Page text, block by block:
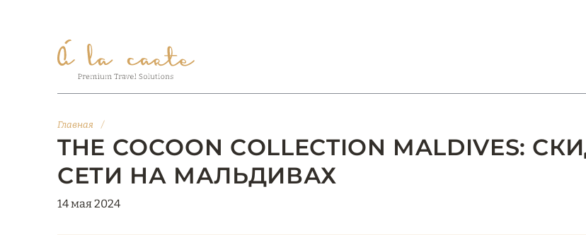
Главная /
THE COCOON COLLECTION MALDIVES:
СЕТИ НА МАЛЬДИВАХ
14 мая 2024